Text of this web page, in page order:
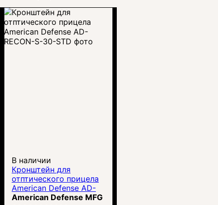
В наличии
Кронштейн для
отптического прицела
American Defense AD-
RECON-S-30-STD
American Defense MFG